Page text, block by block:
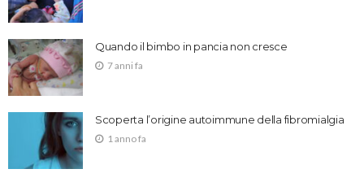
Quando il bimbo in pancia non cresce
7 anni fa
Scoperta l’origine autoimmune della fibromialgia
1 anno fa